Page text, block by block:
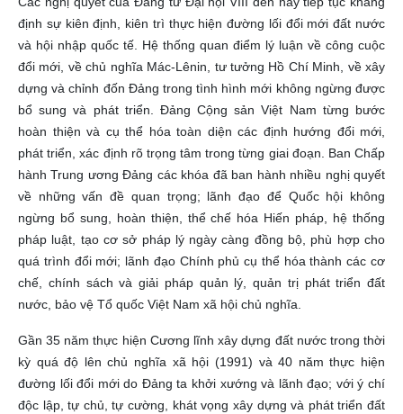
định sự kiên định, kiên trì thực hiện đường lối đổi mới đất nước
và hội nhập quốc tế. Hệ thống quan điểm lý luận về công cuộc
đổi mới, về chủ nghĩa Mác-Lênin, tư tưởng Hồ Chí Minh, về xây
dựng và chỉnh đốn Đảng trong tình hình mới không ngừng được
bổ sung và phát triển. Đảng Cộng sản Việt Nam từng bước
hoàn thiện và cụ thể hóa toàn diện các định hướng đổi mới,
phát triển, xác định rõ trọng tâm trong từng giai đoạn. Ban Chấp
hành Trung ương Đảng các khóa đã ban hành nhiều nghị quyết
về những vấn đề quan trọng; lãnh đạo để Quốc hội không
ngừng bổ sung, hoàn thiện, thể chế hóa Hiến pháp, hệ thống
pháp luật, tạo cơ sở pháp lý ngày càng đồng bộ, phù hợp cho
quá trình đổi mới; lãnh đạo Chính phủ cụ thể hóa thành các cơ
chế, chính sách và giải pháp quản lý, quản trị phát triển đất
nước, bảo vệ Tổ quốc Việt Nam xã hội chủ nghĩa.
Gần 35 năm thực hiện Cương lĩnh xây dựng đất nước trong thời
kỳ quá độ lên chủ nghĩa xã hội (1991) và 40 năm thực hiện
đường lối đổi mới do Đảng ta khởi xướng và lãnh đạo; với ý chí
độc lập, tự chủ, tự cường, khát vọng xây dựng và phát triển đất